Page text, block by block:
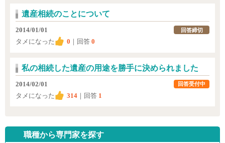
遺産相続のことについて
2014/01/01
タメになった
0 ｜回答 0
回答締切
私の相続した遺産の用途を勝手に決められました
2014/02/01
タメになった
314 ｜回答 1
回答受付中
職種から専門家を探す